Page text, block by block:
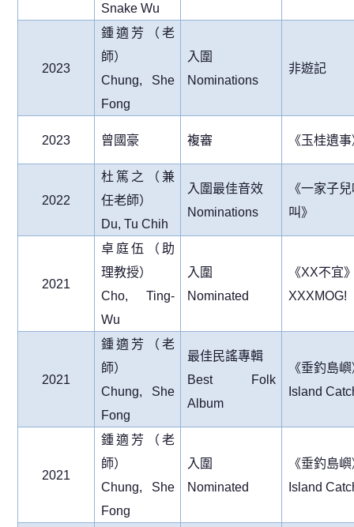
Snake Wu
2023
鍾適芳（老
師）
Chung, She
Fong
入圍
Nominations
非遊記
2023 曾國豪 複審 《玉桂遺
2022
杜篤之（兼
任老師）
Du, Tu Chih
入圍最佳音效
Nominations
《一家子
叫》
2021
卓庭伍（助
理教授）
Cho, Ting-
Wu
入圍
Nominated
《XX不宜
XXXMOG!
2021
鍾適芳（老
師）
Chung, She
Fong
最佳民謠專輯
Best Folk
Album
《垂釣島
Island
2021
鍾適芳（老
師）
Chung, She
Fong
入圍
Nominated
《垂釣島
Island